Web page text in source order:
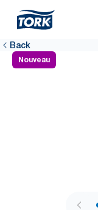
Back
Nouveau